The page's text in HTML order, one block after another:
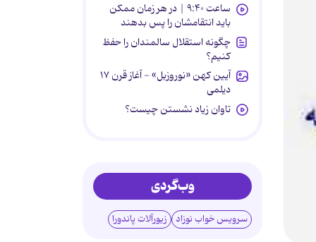
ساعت ۹:۴۰ | در هر زمان ممکن
باید انتقامشان را پس بدهند
چگونه استقلال سالمندان را حفظ
کنیم؟
آیین کهن «نوروزبل» - آغاز قرن ۱۷
دیلمی
تاوان زیاد نشستن چیست؟
وب‌گردی
سرویس خواب نوزاد زیورآلات پاندورا